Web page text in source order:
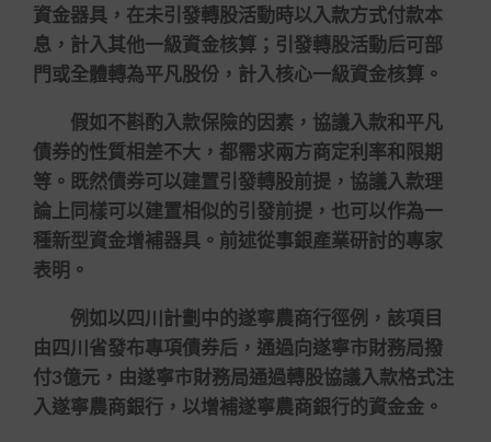
資金器具，在未引發轉股活動時以入款方式付款本
息，計入其他一級資金核算；引發轉股活動后可部
門或全體轉為平凡股份，計入核心一級資金核算。
假如不斟酌入款保險的因素，協議入款和平凡
債券的性質相差不大，都需求兩方商定利率和限期
等。既然債券可以建置引發轉股前提，協議入款理
論上同樣可以建置相似的引發前提，也可以作為一
種新型資金增補器具。前述從事銀產業研討的專家
表明。
例如以四川計劃中的遂寧農商行徑例，該項目
由四川省發布專項債券后，通過向遂寧市財務局撥
付3億元，由遂寧市財務局通過轉股協議入款格式注
入遂寧農商銀行，以增補遂寧農商銀行的資金金。